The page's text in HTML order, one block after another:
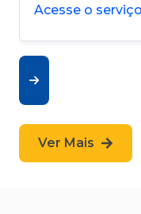
Acesse o serviço
Ver Mais